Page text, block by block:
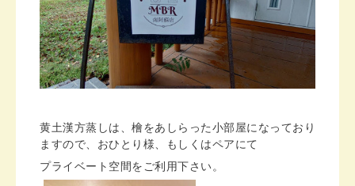
黄土漢方蒸しは、檜をあしらった小部屋になっており
ますので、おひとり様、もしくはペアにて
プライベート空間をご利用下さい。